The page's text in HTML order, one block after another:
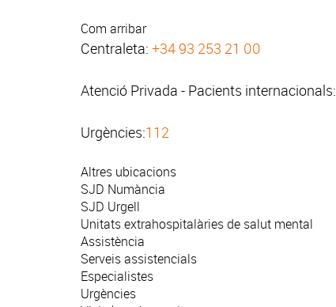
Com arribar
Centraleta: +34 93 253 21 00
Atenció Privada - Pacients internacionals:
Urgències:112
Altres ubicacions
SJD Numància
SJD Urgell
Unitats extrahospitalàries de salut mental
Assistència
Serveis assistencials
Especialistes
Urgències